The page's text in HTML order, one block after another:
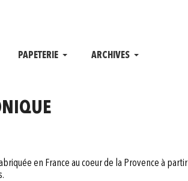
PAPETERIE ARCHIVES
en France au coeur de la Provence à partir